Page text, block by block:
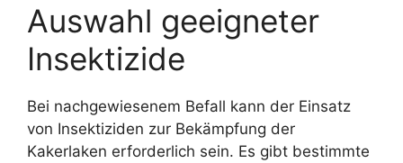
Auswahl geeigneter
Insektizide
Bei nachgewiesenem Befall kann der Einsatz
von Insektiziden zur Bekämpfung der
Kakerlaken erforderlich sein. Es gibt bestimmte